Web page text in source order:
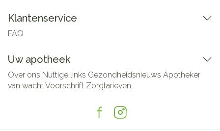
Klantenservice
FAQ
Uw apotheek
Over ons Nuttige links Gezondheidsnieuws Apotheker
van wachtVoorschrift Zorgtarieven